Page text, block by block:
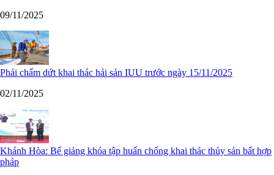
09/11/2025
Phải chấm dứt khai thác hải sản IUU trước ngày 15/11/2025
02/11/2025
Khánh Hòa: Bế giảng khóa tập huấn chống khai thác thủy sản bất hợp
pháp